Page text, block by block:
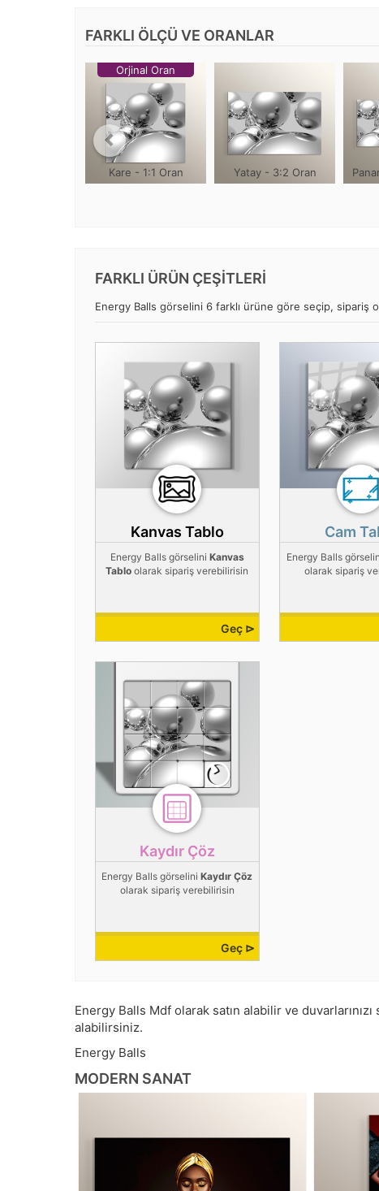
FARKLI ÖLÇÜ VE ORANLAR
Orjinal Oran
Kare - 1:1 Oran Yatay - 3:2 Oran
FARKLI ÜRÜN ÇEŞİTLERİ
Energy Balls görselini 6 farklı ürüne göre seçip, sipariş
Kanvas Tablo
Energy Balls görselini Kanvas
Tablo olarak sipariş verebilirisin
Geç ⊳
Cam
Energy Balls
olarak sipariş
Kaydır Çöz
Energy Balls görseliniKaydır Çöz
olarak sipariş verebilirisin
Geç ⊳
Energy Balls Mdf olarak satın alabilir ve
alabilirsiniz.
Energy Balls
MODERN SANAT